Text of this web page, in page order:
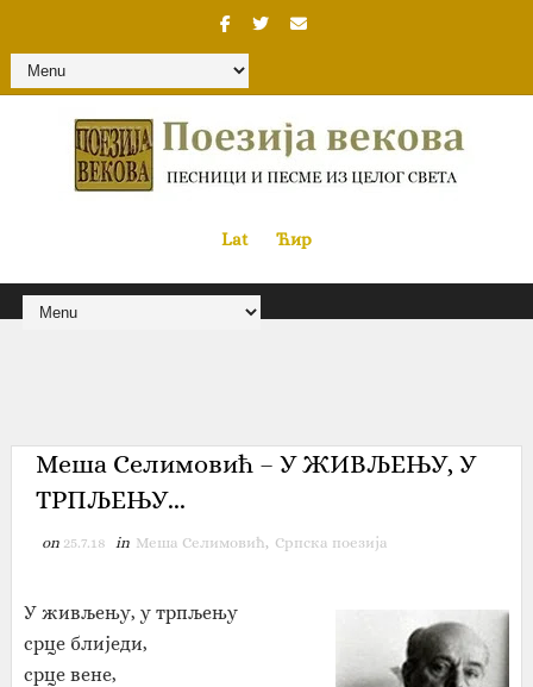
Lat« Ћир
Меша Селимовић – У ЖИВЉЕЊУ, У
ТРПЉЕЊУ...
on 25.7.18 in Меша Селимовић, Српска поезија
У живљењу, у трпљењу
срце блиједи,
срце вене,